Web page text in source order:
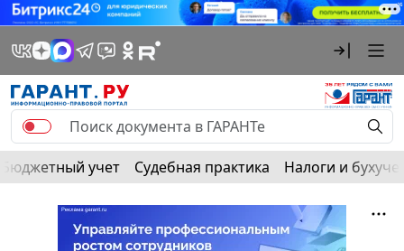
Бюджетный учет Судебная практика Налоги и